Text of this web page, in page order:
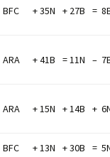
BFC + 35N + 27B =
ARA + 41B = 11N –
ARA + 15N + 14B +
BFC + 13N + 30B =